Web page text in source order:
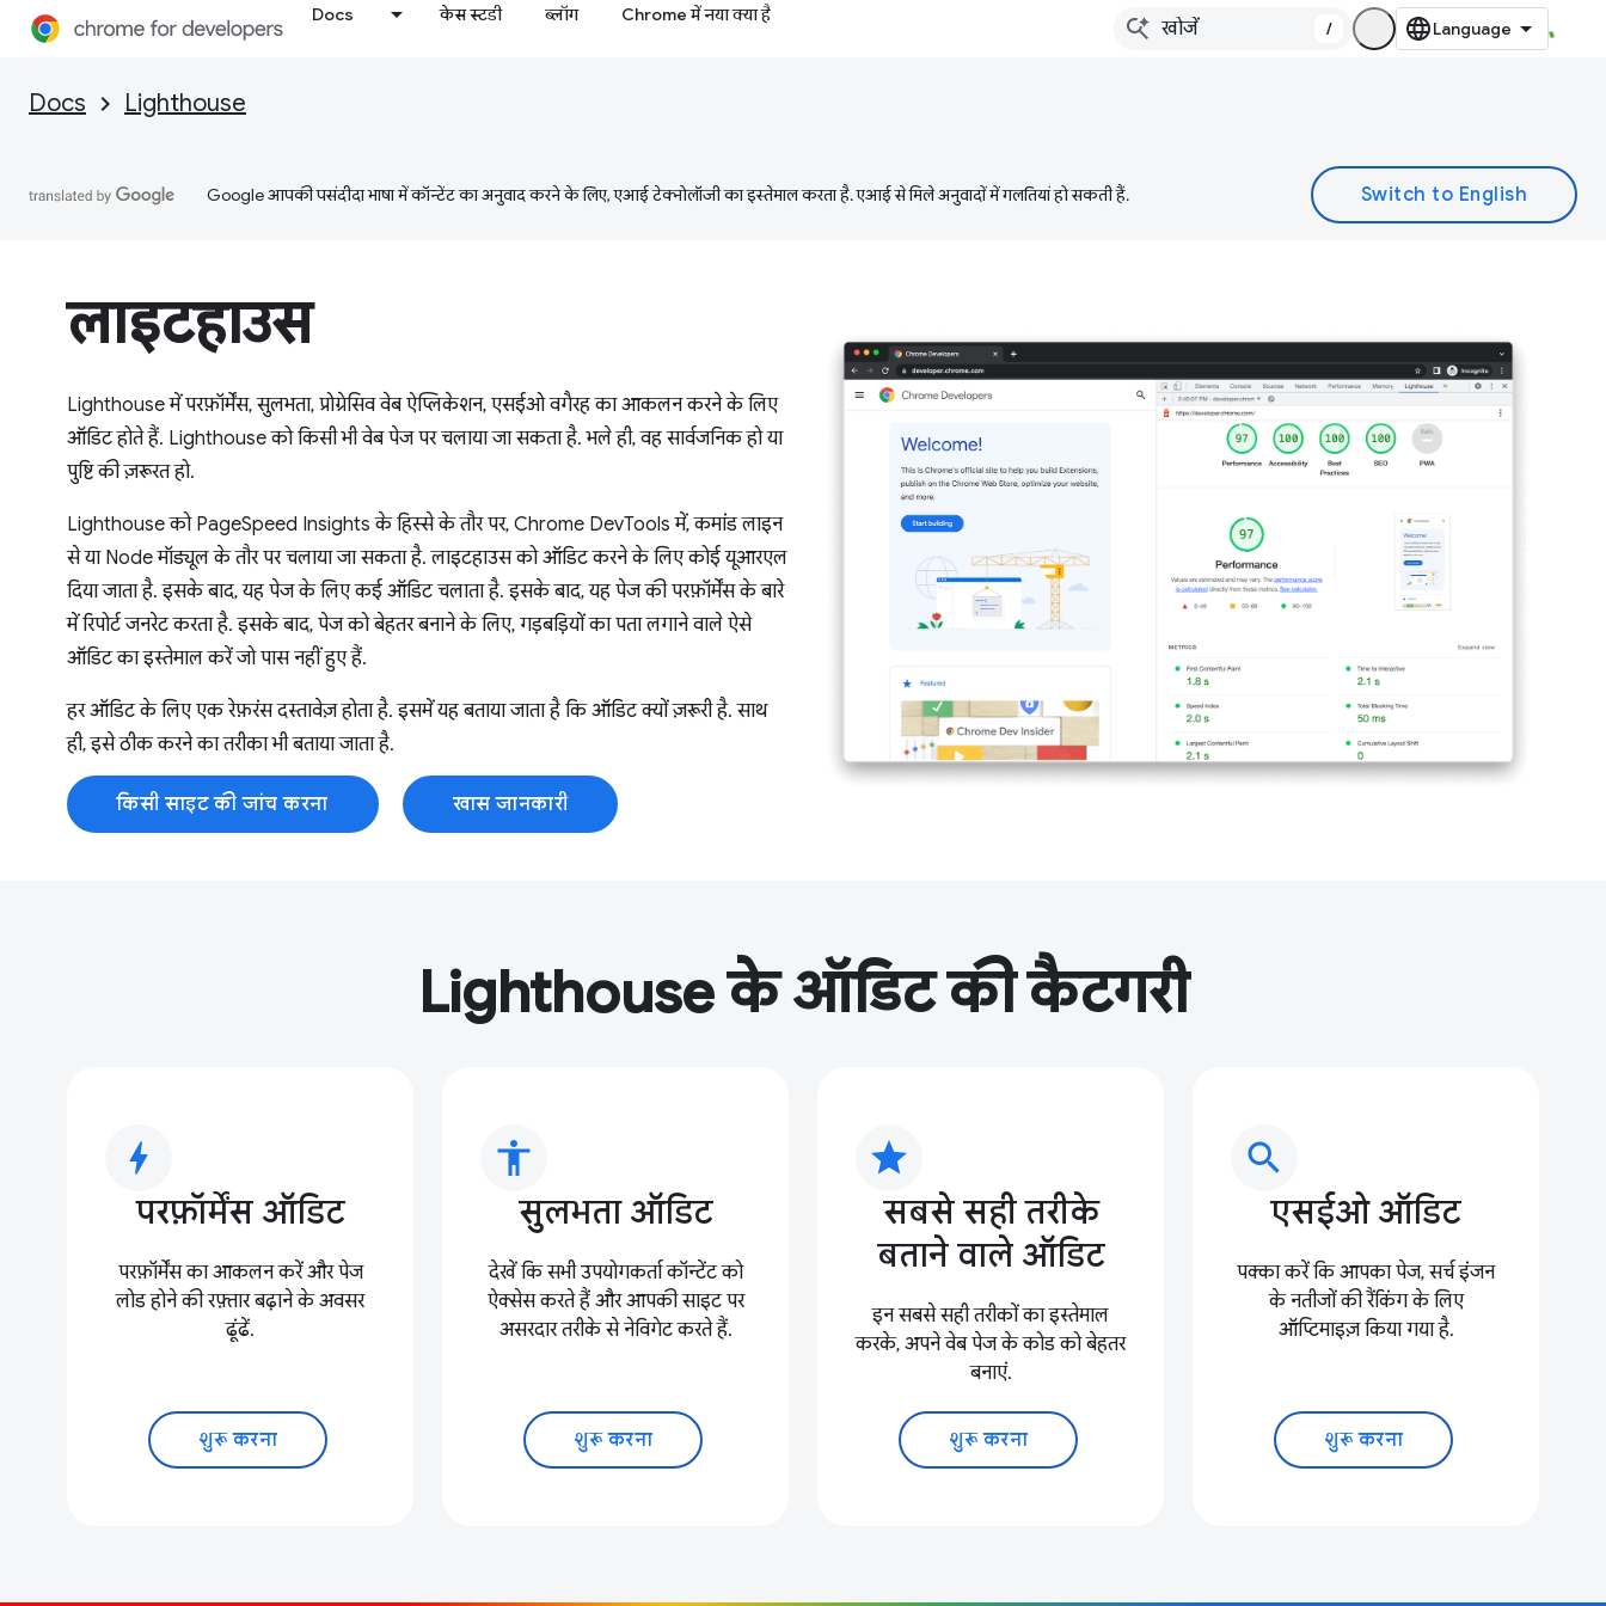
Docs केस स्टडी ब्लॉग Chrome में नया क्या है
/
Docs Lighthouse
Google आपकी पसंदीदा भाषा में कॉन्टेंट का अनुवाद करने के लिए, एआई टेक्नोलॉजी का इस्तेमाल करता है. एआई से मिले अनुवादों में गलतियां हो सकती हैं.
लाइटहाउस
Lighthouse में परफ़ॉर्मेंस, सुलभता, प्रोग्रेसिव वेब ऐप्लिकेशन, एसईओ वगैरह का आकलन करने के लिए
ऑडिट होते हैं. Lighthouse को किसी भी वेब पेज पर चलाया जा सकता है. भले ही, वह सार्वजनिक हो या
पुष्टि की ज़रूरत हो.
Lighthouse को PageSpeed Insights के हिस्से के तौर पर, Chrome DevTools में, कमांड लाइन
से या Node मॉड्यूल के तौर पर चलाया जा सकता है. लाइटहाउस को ऑडिट करने के लिए कोई यूआरएल
दिया जाता है. इसके बाद, यह पेज के लिए कई ऑडिट चलाता है. इसके बाद, यह पेज की परफ़ॉर्मेंस के बारे
में रिपोर्ट जनरेट करता है. इसके बाद, पेज को बेहतर बनाने के लिए, गड़बड़ियों का पता लगाने वाले ऐसे
ऑडिट का इस्तेमाल करें जो पास नहीं हुए हैं.
हर ऑडिट के लिए एक रेफ़रंस दस्तावेज़ होता है. इसमें यह बताया जाता है कि ऑडिट क्यों ज़रूरी है. साथ
ही, इसे ठीक करने का तरीका भी बताया जाता है.
किसी साइट की जांच करना खास जानकारी
Lighthouse के ऑडिट की कैटगरी
bolt
परफ़ॉर्मेंस ऑडिट
परफ़ॉर्मेंस का आकलन करें और पेज
लोड होने की रफ़्तार बढ़ाने के अवसर
ढूंढें.
शुरू करना
accessibility
सुलभता ऑडिट
देखें कि सभी उपयोगकर्ता कॉन्टेंट को
ऐक्सेस करते हैं और आपकी साइट पर
असरदार तरीके से नेविगेट करते हैं.
शुरू करना
star
सबसे सही तरीके
बताने वाले ऑडिट
इन सबसे सही तरीकों का इस्तेमाल
करके, अपने वेब पेज के कोड को बेहतर
बनाएं.
शुरू करना
search
एसईओ ऑडिट
पक्का करें कि आपका पेज, सर्च इंजन
के नतीजों की रैंकिंग के लिए
ऑप्टिमाइज़ किया गया है.
शुरू करना